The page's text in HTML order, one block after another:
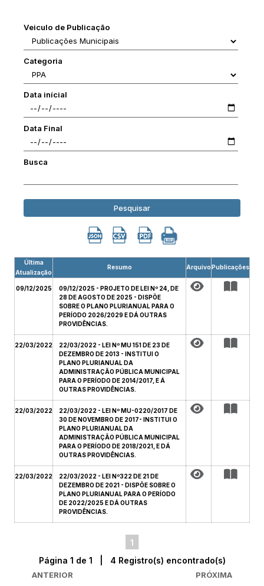
Veiculo de Publicação
Categoria
Data inícial
Data Final
Busca
Pesquisar
Última
Atualização
Resumo ArquivoPublicações
09/12/2025
09/12/2025 - PROJETO DE LEI Nº 24, DE
28 DE AGOSTO DE 2025 - DISPÕE
SOBRE O PLANO PLURIANUAL PARA O
PERÍODO 2026/2029 E DÁ OUTRAS
PROVIDÊNCIAS.
22/03/2022
22/03/2022 - LEI Nº MU 151 DE 23 DE
DEZEMBRO DE 2013 - INSTITUI O
PLANO PLURIANUAL DA
ADMINISTRAÇÃO PÚBLICA MUNICIPAL
PARA O PERÍODO DE 2014/2017, E Á
OUTRAS PROVIDÊNCIAS.
22/03/2022
22/03/2022 - LEI Nº MU-0220/2017 DE
30 DE NOVEMBRO DE 2017- INSTITUI O
PLANO PLURIANUAL DA
ADMINISTRAÇÃO PÚBLICA MUNICIPAL
PARA O PERÍODO DE 2018/2021, E DÁ
OUTRAS PROVIDÊNCIAS.
22/03/2022
22/03/2022 - LEI Nº322 DE 21 DE
DEZEMBRO DE 2021 - DISPÕE SOBRE O
PLANO PLURIANUAL PARA O PERÍODO
DE 2022/2025 E DÁ OUTRAS
PROVIDÊNCIAS.
1
ANTERIOR
Página 1 de 1 | 4 Registro(s) encontrado(s)
PRÓXIMA